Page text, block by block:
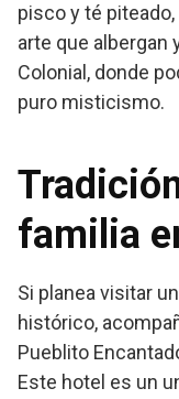
pisco y té
arte que albergan
Colonial, donde
puro misticismo.
familia
Si planea visitar
histórico,
Pueblito
Este hotel es un